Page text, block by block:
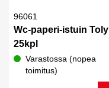
96061
Wc-paperi-istuin Toly
25kpl
Varastossa (nopea
toimitus)